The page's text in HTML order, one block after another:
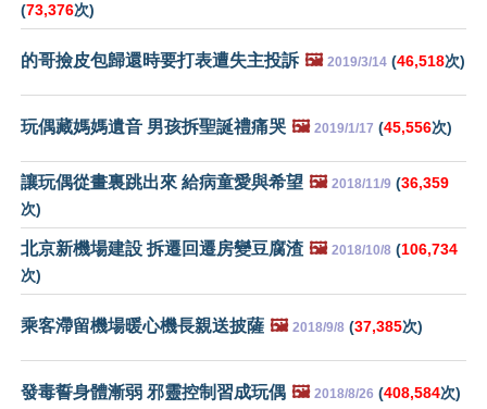
(73,376次)
的哥撿皮包歸還時要打表遭失主投訴 🖼️ 2019/3/14 (46,518次)
玩偶藏媽媽遺音 男孩拆聖誕禮痛哭 🖼️ 2019/1/17 (45,556次)
讓玩偶從畫裏跳出來 給病童愛與希望 🖼️ 2018/11/9 (36,359
次)
北京新機場建設 拆遷回遷房變豆腐渣 🖼️ 2018/10/8 (106,734
次)
乘客滯留機場暖心機長親送披薩 🖼️ 2018/9/8 (37,385次)
發毒誓身體漸弱 邪靈控制習成玩偶 🖼️ 2018/8/26 (408,584次)